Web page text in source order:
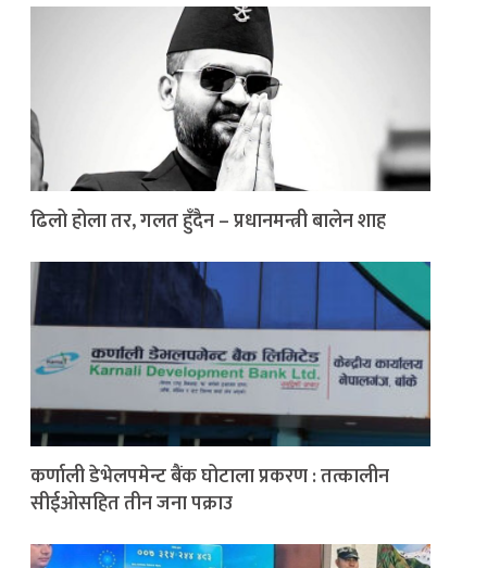
ढिलो होला तर, गलत हुँदैन – प्रधानमन्त्री बालेन शाह
कर्णाली डेभेलपमेन्ट बैंक घोटाला प्रकरण : तत्कालीन
सीईओसहित तीन जना पक्राउ